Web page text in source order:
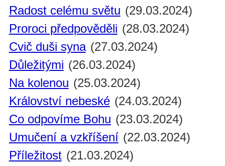
Radost celému světu (29.03.2024)
Proroci předpověděli (28.03.2024)
Cvič duši syna (27.03.2024)
Důležitými (26.03.2024)
Na kolenou (25.03.2024)
Království nebeské (24.03.2024)
Co odpovíme Bohu (23.03.2024)
Umučení a vzkříšení (22.03.2024)
Příležitost (21.03.2024)